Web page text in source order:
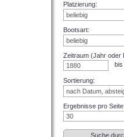
Platzierung:
Bootsart:
Zeitraum (Jahr oder
bis
Sortierung:
Ergebnisse pro Seite